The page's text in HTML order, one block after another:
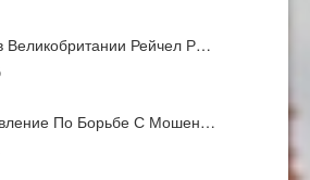
Великобритании Рейчел Р…
По Борьбе С Мошен…